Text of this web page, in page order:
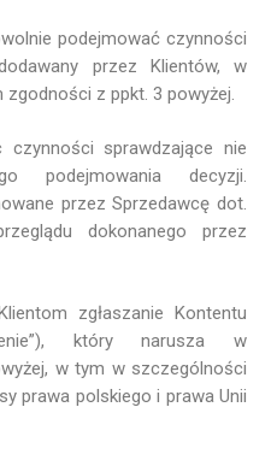
podejmować czynności
przez Klientów, w
z ppkt. 3 powyżej.
czynności sprawdzające nie
podejmowania decyzji.
przez Sprzedawcę dot.
dokonanego przez
zgłaszanie Kontentu
który narusza w
w tym w szczególności
prawa polskiego i prawa Unii